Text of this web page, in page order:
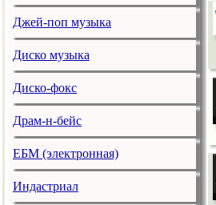
Джей-поп музыка
Диско музыка
Диско-фокс
Драм-н-бейс
ЕБМ (электронная)
Индастриал